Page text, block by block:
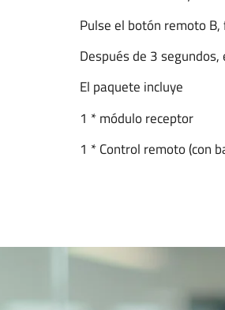
Pulse el botón remoto B,
Después de 3
El paquete incluye
1 * módulo receptor
1 * Control remoto (con